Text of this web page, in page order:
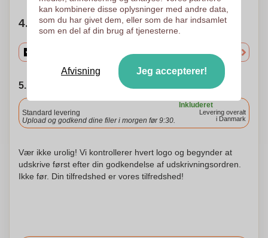
4. Vælg mængden
5. Vælg forsendelsesdato
Inkluderet
Standard levering
Upload og godkend dine filer i morgen før 9:30.
Levering overalt
i Danmark
Vær ikke urolig! Vi kontrollerer hvert logo og begynder at
udskrive først efter din godkendelse af udskrivningsordren.
Ikke før. Din tilfredshed er vores tilfredshed!
kan kombinere disse oplysninger med andre data,
som du har givet dem, eller som de har indsamlet
som en del af din brug af tjenesterne.
Afvisning Jeg accepterer!